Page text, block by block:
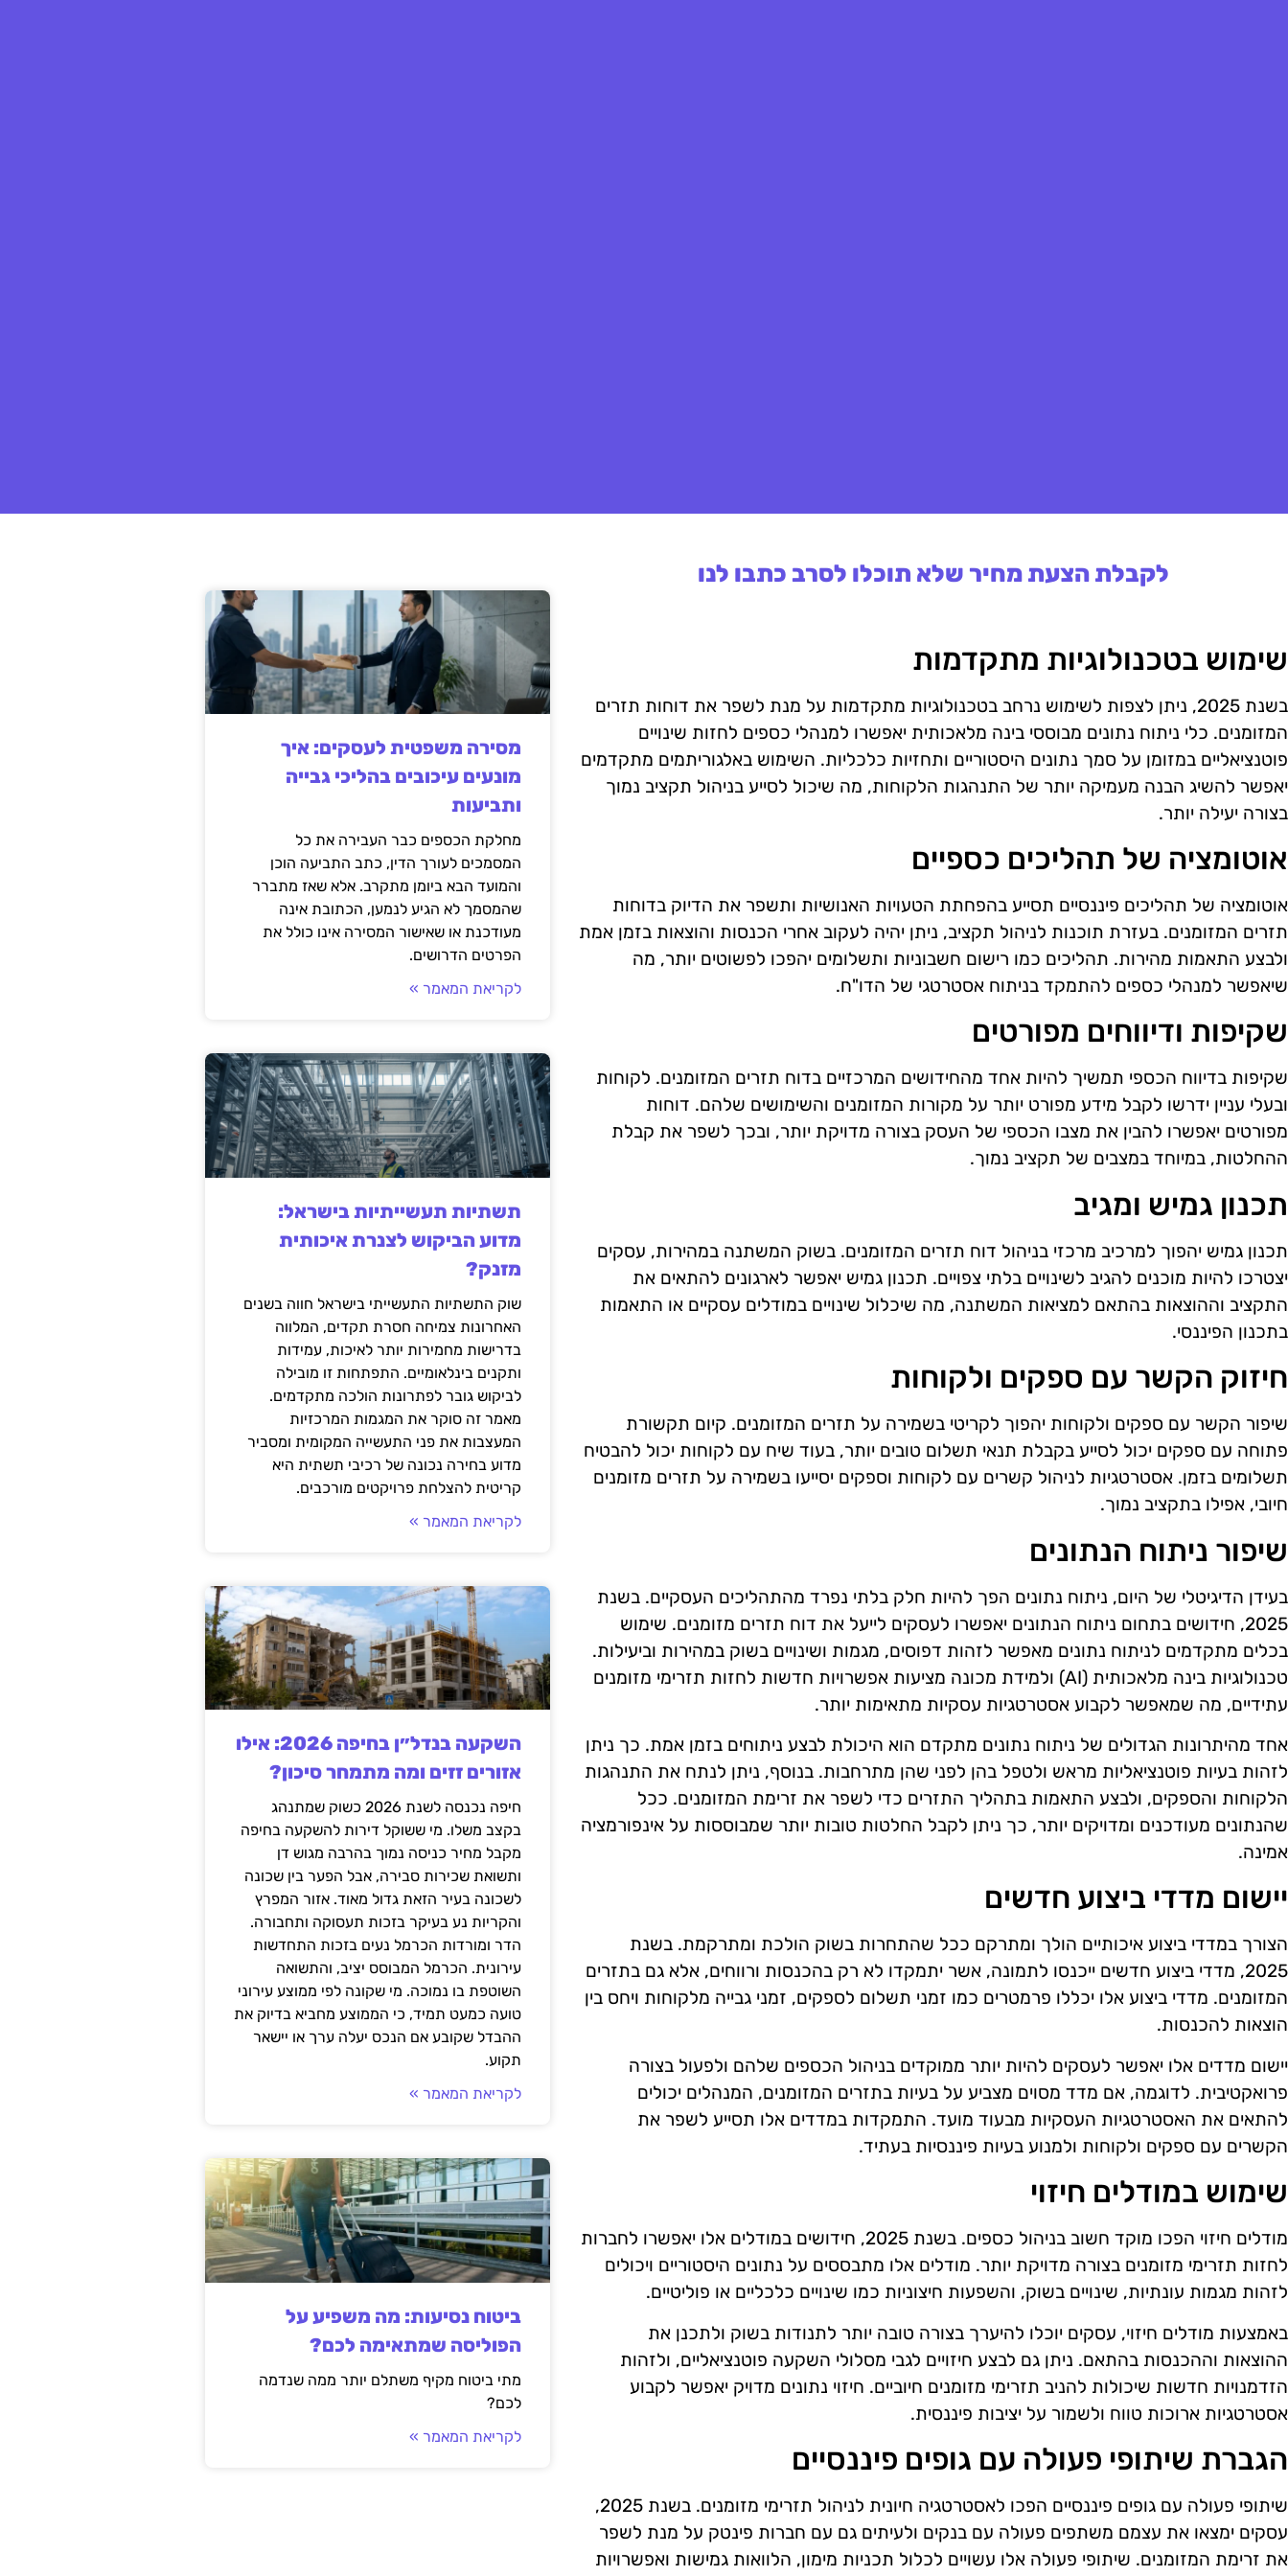
לקבלת הצעת מחיר שלא תוכלו לסרב כתבו לנו
שימוש בטכנולוגיות מתקדמות
בשנת 2025, ניתן לצפות לשימוש נרחב בטכנולוגיות מתקדמות על מנת לשפר את דוחות תזרים
המזומנים. כלי ניתוח נתונים מבוססי בינה מלאכותית יאפשרו למנהלי כספים לחזות שינויים
פוטנציאליים במזומן על סמך נתונים היסטוריים ותחזיות כלכליות. השימוש באלגוריתמים מתקדמים
יאפשר להשיג הבנה מעמיקה יותר של התנהגות הלקוחות, מה שיכול לסייע בניהול תקציב נמוך
בצורה יעילה יותר.
אוטומציה של תהליכים כספיים
אוטומציה של תהליכים פיננסיים תסייע בהפחתת הטעויות האנושיות ותשפר את הדיוק בדוחות
תזרים המזומנים. בעזרת תוכנות לניהול תקציב, ניתן יהיה לעקוב אחרי הכנסות והוצאות בזמן אמת
ולבצע התאמות מהירות. תהליכים כמו רישום חשבוניות ותשלומים יהפכו לפשוטים יותר, מה
שיאפשר למנהלי כספים להתמקד בניתוח אסטרטגי של הדו"ח.
שקיפות ודיווחים מפורטים
שקיפות בדיווח הכספי תמשיך להיות אחד מהחידושים המרכזיים בדוח תזרים המזומנים. לקוחות
ובעלי עניין ידרשו לקבל מידע מפורט יותר על מקורות המזומנים והשימושים שלהם. דוחות
מפורטים יאפשרו להבין את מצבו הכספי של העסק בצורה מדויקת יותר, ובכך לשפר את קבלת
ההחלטות, במיוחד במצבים של תקציב נמוך.
תכנון גמיש ומגיב
תכנון גמיש יהפוך למרכיב מרכזי בניהול דוח תזרים המזומנים. בשוק המשתנה במהירות, עסקים
יצטרכו להיות מוכנים להגיב לשינויים בלתי צפויים. תכנון גמיש יאפשר לארגונים להתאים את
התקציב וההוצאות בהתאם למציאות המשתנה, מה שיכלול שינויים במודלים עסקיים או התאמות
בתכנון הפיננסי.
חיזוק הקשר עם ספקים ולקוחות
שיפור הקשר עם ספקים ולקוחות יהפוך לקריטי בשמירה על תזרים המזומנים. קיום תקשורת
פתוחה עם ספקים יכול לסייע בקבלת תנאי תשלום טובים יותר, בעוד שיח עם לקוחות יכול להבטיח
תשלומים בזמן. אסטרטגיות לניהול קשרים עם לקוחות וספקים יסייעו בשמירה על תזרים מזומנים
חיובי, אפילו בתקציב נמוך.
שיפור ניתוח הנתונים
בעידן הדיגיטלי של היום, ניתוח נתונים הפך להיות חלק בלתי נפרד מהתהליכים העסקיים. בשנת
2025, חידושים בתחום ניתוח הנתונים יאפשרו לעסקים לייעל את דוח תזרים מזומנים. שימוש
בכלים מתקדמים לניתוח נתונים מאפשר לזהות דפוסים, מגמות ושינויים בשוק במהירות וביעילות.
טכנולוגיות בינה מלאכותית (AI) ולמידת מכונה מציעות אפשרויות חדשות לחזות תזרימי מזומנים
עתידיים, מה שמאפשר לקבוע אסטרטגיות עסקיות מתאימות יותר.
אחד מהיתרונות הגדולים של ניתוח נתונים מתקדם הוא היכולת לבצע ניתוחים בזמן אמת. כך ניתן
לזהות בעיות פוטנציאליות מראש ולטפל בהן לפני שהן מתרחבות. בנוסף, ניתן לנתח את התנהגות
הלקוחות והספקים, ולבצע התאמות בתהליך התזרים כדי לשפר את זרימת המזומנים. ככל
שהנתונים מעודכנים ומדויקים יותר, כך ניתן לקבל החלטות טובות יותר שמבוססות על אינפורמציה
אמינה.
יישום מדדי ביצוע חדשים
הצורך במדדי ביצוע איכותיים הולך ומתרקם ככל שהתחרות בשוק הולכת ומתרקמת. בשנת
2025, מדדי ביצוע חדשים ייכנסו לתמונה, אשר יתמקדו לא רק בהכנסות ורווחים, אלא גם בתזרים
המזומנים. מדדי ביצוע אלו יכללו פרמטרים כמו זמני תשלום לספקים, זמני גבייה מלקוחות ויחס בין
הוצאות להכנסות.
יישום מדדים אלו יאפשר לעסקים להיות יותר ממוקדים בניהול הכספים שלהם ולפעול בצורה
פרואקטיבית. לדוגמה, אם מדד מסוים מצביע על בעיות בתזרים המזומנים, המנהלים יכולים
להתאים את האסטרטגיות העסקיות מבעוד מועד. התמקדות במדדים אלו תסייע לשפר את
הקשרים עם ספקים ולקוחות ולמנוע בעיות פיננסיות בעתיד.
שימוש במודלים חיזוי
מודלים חיזוי הפכו מוקד חשוב בניהול כספים. בשנת 2025, חידושים במודלים אלו יאפשרו לחברות
לחזות תזרימי מזומנים בצורה מדויקת יותר. מודלים אלו מתבססים על נתונים היסטוריים ויכולים
לזהות מגמות עונתיות, שינויים בשוק, והשפעות חיצוניות כמו שינויים כלכליים או פוליטיים.
באמצעות מודלים חיזוי, עסקים יוכלו להיערך בצורה טובה יותר לתנודות בשוק ולתכנן את
ההוצאות וההכנסות בהתאם. ניתן גם לבצע חיזויים לגבי מסלולי השקעה פוטנציאליים, ולזהות
הזדמנויות חדשות שיכולות להניב תזרימי מזומנים חיוביים. חיזוי נתונים מדויק יאפשר לקבוע
אסטרטגיות ארוכות טווח ולשמור על יציבות פיננסית.
הגברת שיתופי פעולה עם גופים פיננסיים
שיתופי פעולה עם גופים פיננסיים הפכו לאסטרטגיה חיונית לניהול תזרימי מזומנים. בשנת 2025,
עסקים ימצאו את עצמם משתפים פעולה עם בנקים ולעיתים גם עם חברות פינטק על מנת לשפר
את זרימת המזומנים. שיתופי פעולה אלו עשויים לכלול תכניות מימון, הלוואות גמישות ואפשרויות
מסירה משפטית לעסקים: איך
מונעים עיכובים בהליכי גבייה
ותביעות
מחלקת הכספים כבר העבירה את כל
המסמכים לעורך הדין, כתב התביעה הוכן
והמועד הבא ביומן מתקרב. אלא שאז מתברר
שהמסמך לא הגיע לנמען, הכתובת אינה
מעודכנת או שאישור המסירה אינו כולל את
הפרטים הדרושים.
לקריאת המאמר »
תשתיות תעשייתיות בישראל:
מדוע הביקוש לצנרת איכותית
מזנק?
שוק התשתיות התעשייתי בישראל חווה בשנים
האחרונות צמיחה חסרת תקדים, המלווה
בדרישות מחמירות יותר לאיכות, עמידות
ותקנים בינלאומיים. התפתחות זו מובילה
לביקוש גובר לפתרונות הולכה מתקדמים.
מאמר זה סוקר את המגמות המרכזיות
המעצבות את פני התעשייה המקומית ומסביר
מדוע בחירה נכונה של רכיבי תשתית היא
קריטית להצלחת פרויקטים מורכבים.
לקריאת המאמר »
השקעה בנדל״ן בחיפה 2026: אילו
אזורים זזים ומה מתמחר סיכון?
חיפה נכנסה לשנת 2026 כשוק שמתנהג
בקצב משלו. מי ששוקל דירות להשקעה בחיפה
מקבל מחיר כניסה נמוך בהרבה מגוש דן
ותשואת שכירות סבירה, אבל הפער בין שכונה
לשכונה בעיר הזאת גדול מאוד. אזור המפרץ
והקריות נע בעיקר בזכות תעסוקה ותחבורה.
הדר ומורדות הכרמל נעים בזכות התחדשות
עירונית. הכרמל המבוסס יציב, והתשואה
השוטפת בו נמוכה. מי שקונה לפי ממוצע עירוני
טועה כמעט תמיד, כי הממוצע מחביא בדיוק את
ההבדל שקובע אם הנכס יעלה ערך או יישאר
תקוע.
לקריאת המאמר »
ביטוח נסיעות: מה משפיע על
הפוליסה שמתאימה לכם?
מתי ביטוח מקיף משתלם יותר ממה שנדמה
לכם?
לקריאת המאמר »